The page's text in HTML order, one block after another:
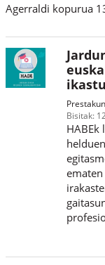
Agerraldi kopurua
Bisitak:
HABEk